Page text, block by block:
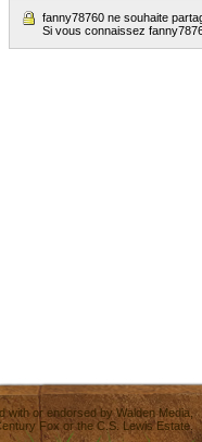
fanny78760 ne souhaite
Si vous connaissez
with or endorsed byWalden Media
Fox or the C.S. Lewis Estate.